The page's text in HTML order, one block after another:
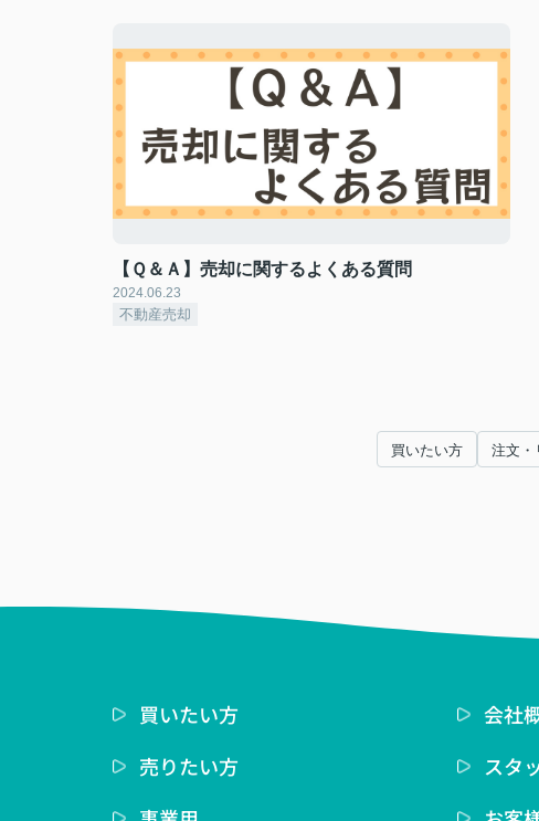
【Ｑ＆Ａ】売却に関するよくある質問
2024.06.23
不動産売却
買いたい方 注文・
買いたい方
売りたい方
会社
スタ